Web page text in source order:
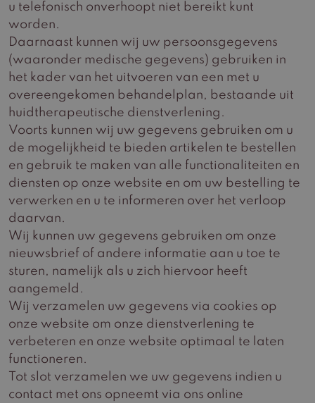
u telefonisch onverhoopt niet bereikt kunt
worden.
Daarnaast kunnen wij uw persoonsgegevens
(waaronder medische gegevens) gebruiken in
het kader van het uitvoeren van een met u
overeengekomen behandelplan, bestaande uit
huidtherapeutische dienstverlening.
Voorts kunnen wij uw gegevens gebruiken om u
de mogelijkheid te bieden artikelen te bestellen
en gebruik te maken van alle functionaliteiten en
diensten op onze website en om uw bestelling te
verwerken en u te informeren over het verloop
daarvan.
Wij kunnen uw gegevens gebruiken om onze
nieuwsbrief of andere informatie aan u toe te
sturen, namelijk als u zich hiervoor heeft
aangemeld.
Wij verzamelen uw gegevens via cookies op
onze website om onze dienstverlening te
verbeteren en onze website optimaal te laten
functioneren.
Tot slot verzamelen we uw gegevens indien u
contact met ons opneemt via ons online